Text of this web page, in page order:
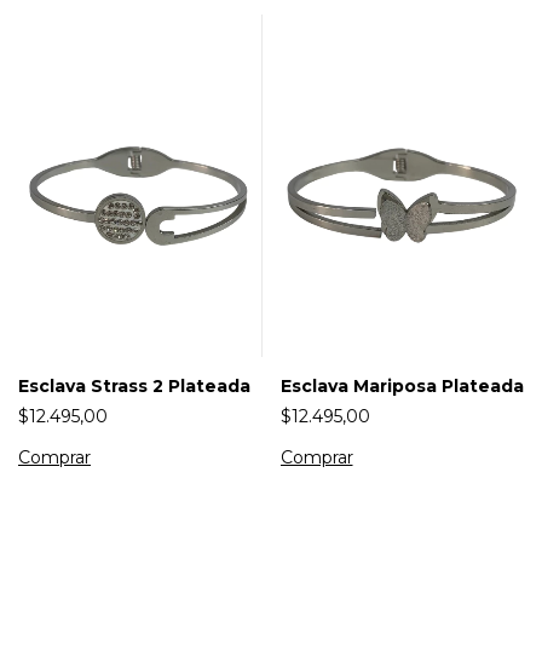
Esclava Strass 2 Plateada
$12.495,00
Esclava Mariposa Plateada
$12.495,00